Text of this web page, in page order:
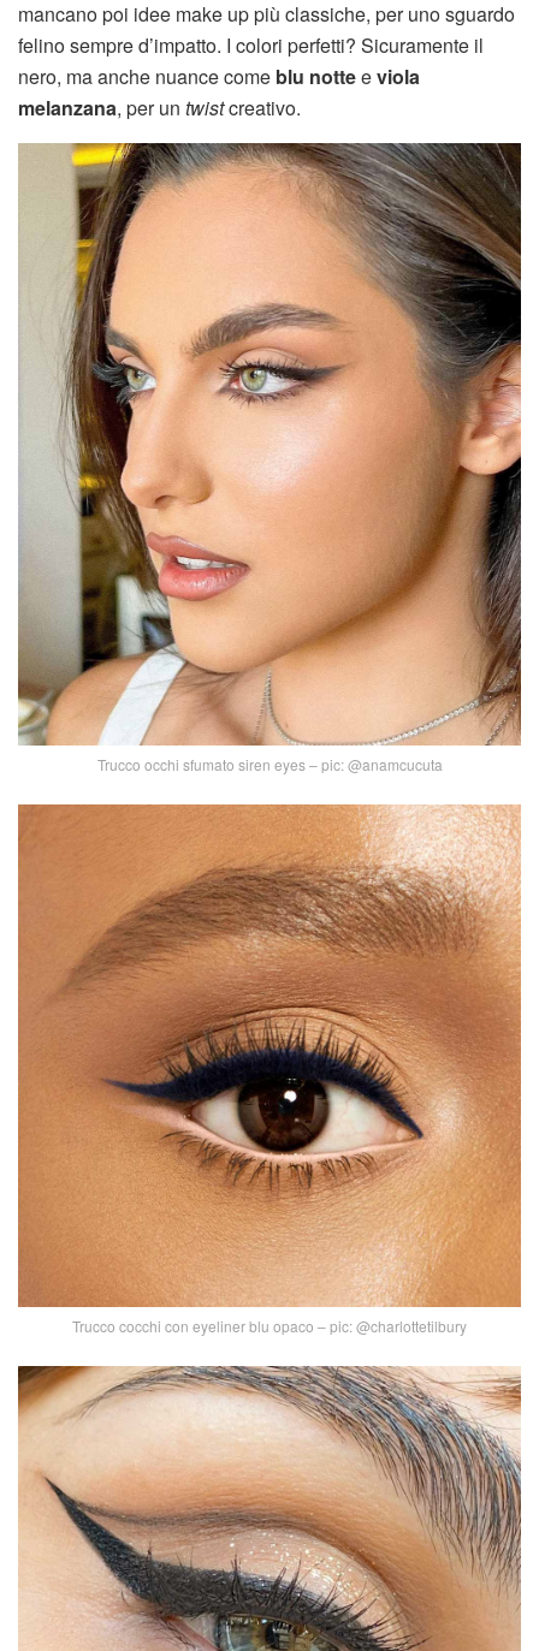
mancano poi idee make up più classiche, per uno sguardo
felino sempre d’impatto. I colori perfetti? Sicuramente il
nero, ma anche nuance come blu notteeviola
melanzana, per un twistcreativo.
Trucco occhi sfumato siren eyes – pic: @anamcucuta
Trucco cocchi con eyeliner blu opaco – pic: @charlottetilbury